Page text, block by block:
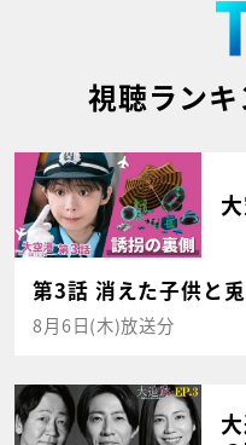
視聴ラン
第3話 消えた子供と兎
8月6日(木)放送分